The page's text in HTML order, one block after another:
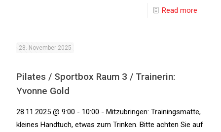
Read more
28. November 2025
Pilates / Sportbox Raum 3 / Trainerin:
Yvonne Gold
28.11.2025 @ 9:00 - 10:00 - Mitzubringen: Trainingsmatte,
kleines Handtuch, etwas zum Trinken. Bitte achten Sie auf